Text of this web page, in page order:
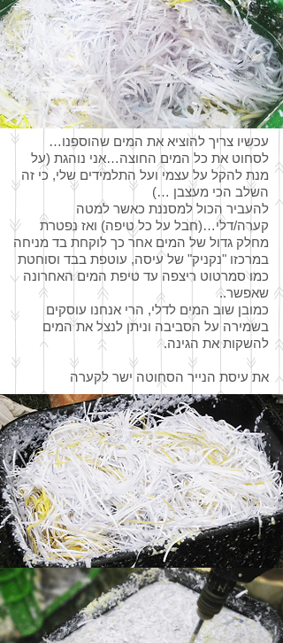
עכשיו צריך להוציא את המים שהוספנו…
לסחוט את כל המים החוצה…אני נוהגת (על
מנת להקל על עצמי ועל התלמידים שלי, כי זה
השלב הכי מעצבן …)
להעביר הכול למסננת כאשר למטה
קערה/דלי…(חבל על כל טיפה) ואז נפטרת
מחלק גדול של המים אחר כך לוקחת בד מניחה
במרכזו "נקניק" של עיסה, עוטפת בבד וסוחטת
כמו סמרטוט ריצפה עד טיפת המים האחרונה
שאפשר..
כמובן שוב המים לדלי, הרי אנחנו עוסקים
בשמירה על הסביבה וניתן לנצל את המים
להשקות את הגינה.
את עיסת הנייר הסחוטה ישר לקערה